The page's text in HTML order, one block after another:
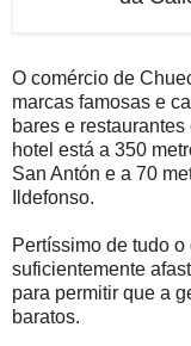
O comércio de
marcas famosas e
bares e
hotel está a 350
San Antón e a 70
Ildefonso.
Pertíssimo de tudo
suficientemente
para permitir que a
baratos.